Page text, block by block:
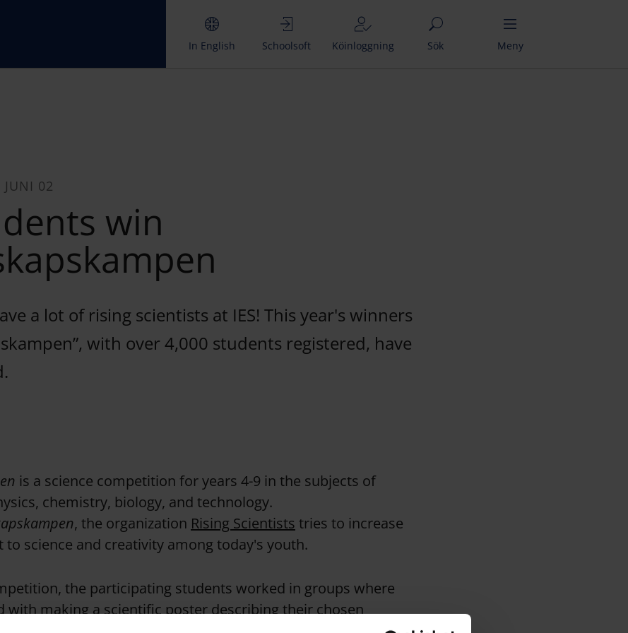
In English Schoolsoft Köinloggning Sök Meny
02
win
a lot of rising scientists at IES! This year's winners
with over 4,000 students registered, have
is a science competition for years 4-9 in the subjects of
chemistry, biology, and technology.
, the organization Rising Scientists tries to increase
science and creativity among today's youth.
the participating students worked in groups where
with making a scientific poster describing their chosen